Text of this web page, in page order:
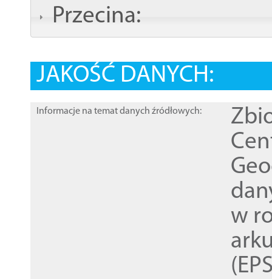
Przecina:
JAKOŚĆ DANYCH:
Informacje na temat danych źródłowych:
w